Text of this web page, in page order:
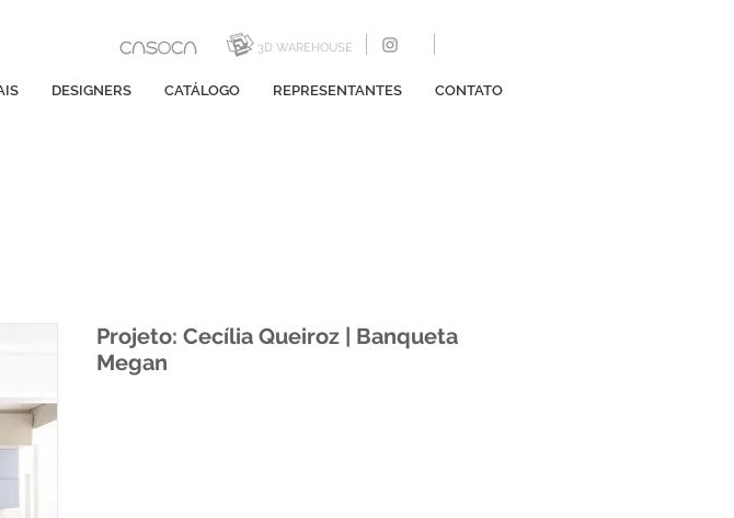
DESIGNERS CATÁLOGO REPRESENTANTES CONTATO
3D WAREHOUSE
Projeto: Cecília Queiroz | Banqueta
Megan